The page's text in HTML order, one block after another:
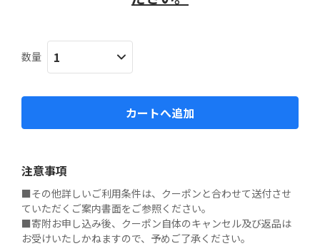
数量
カートへ追加
注意事項
■その他詳しいご利用条件は、クーポンと合わせて送付させ
ていただくご案内書面をご参照ください。
■寄附お申し込み後、クーポン自体のキャンセル及び返品は
お受けいたしかねますので、予めご了承ください。